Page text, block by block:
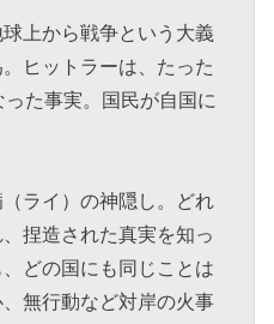
上から戦争という大義
ヒットラーは、たった
た事実。国民が自国に
ライ）の神隠し。どれ
捏造された真実を知っ
どの国にも同じことは
無行動など対岸の火事